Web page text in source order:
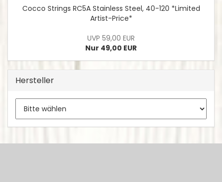
Cocco Strings RC5A Stainless Steel, 40-120 *Limited
Artist-Price*
UVP 59,00 EUR
Nur 49,00 EUR
Hersteller